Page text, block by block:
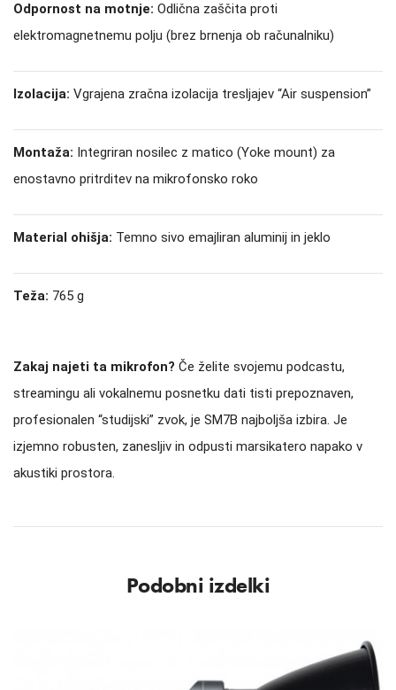
Odpornost na motnje: Odlična zaščita proti
elektromagnetnemu polju (brez brnenja ob računalniku)
Izolacija: Vgrajena zračna izolacija tresljajev “Air suspension”
Montaža: Integriran nosilec z matico (Yoke mount) za
enostavno pritrditev na mikrofonsko roko
Material ohišja: Temno sivo emajliran aluminij in jeklo
Teža: 765 g
Zakaj najeti ta mikrofon? Če želite svojemu podcastu,
streamingu ali vokalnemu posnetku dati tisti prepoznaven,
profesionalen “studijski” zvok, je SM7B najboljša izbira. Je
izjemno robusten, zanesljiv in odpusti marsikatero napako v
akustiki prostora.
Podobni izdelki